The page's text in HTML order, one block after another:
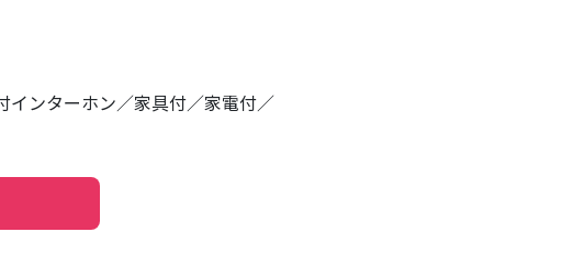
インターホン 家具付
家電付